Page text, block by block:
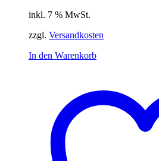
inkl. 7 % MwSt.
zzgl. Versandkosten
In den Warenkorb